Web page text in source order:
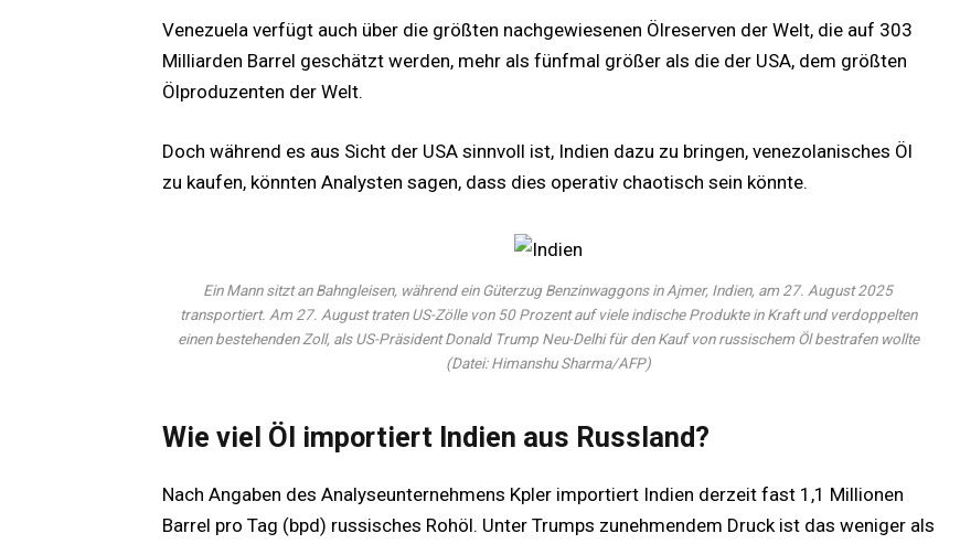
Venezuela verfügt auch über die größten nachgewiesenen Ölreserven der Welt, die auf 303
Milliarden Barrel geschätzt werden, mehr als fünfmal größer als die der USA, dem größten
Ölproduzenten der Welt.
Doch während es aus Sicht der USA sinnvoll ist, Indien dazu zu bringen, venezolanisches Öl
zu kaufen, könnten Analysten sagen, dass dies operativ chaotisch sein könnte.
Ein Mann sitzt an Bahngleisen, während ein Güterzug Benzinwaggons in Ajmer, Indien, am 27. August 2025
transportiert. Am 27. August traten US-Zölle von 50 Prozent auf viele indische Produkte in Kraft und verdoppelten
einen bestehenden Zoll, als US-Präsident Donald Trump Neu-Delhi für den Kauf von russischem Öl bestrafen wollte
(Datei: Himanshu Sharma/AFP)
Wie viel Öl importiert Indien aus Russland?
Nach Angaben des Analyseunternehmens Kpler importiert Indien derzeit fast 1,1 Millionen
Barrel pro Tag (bpd) russisches Rohöl. Unter Trumps zunehmendem Druck ist das weniger als